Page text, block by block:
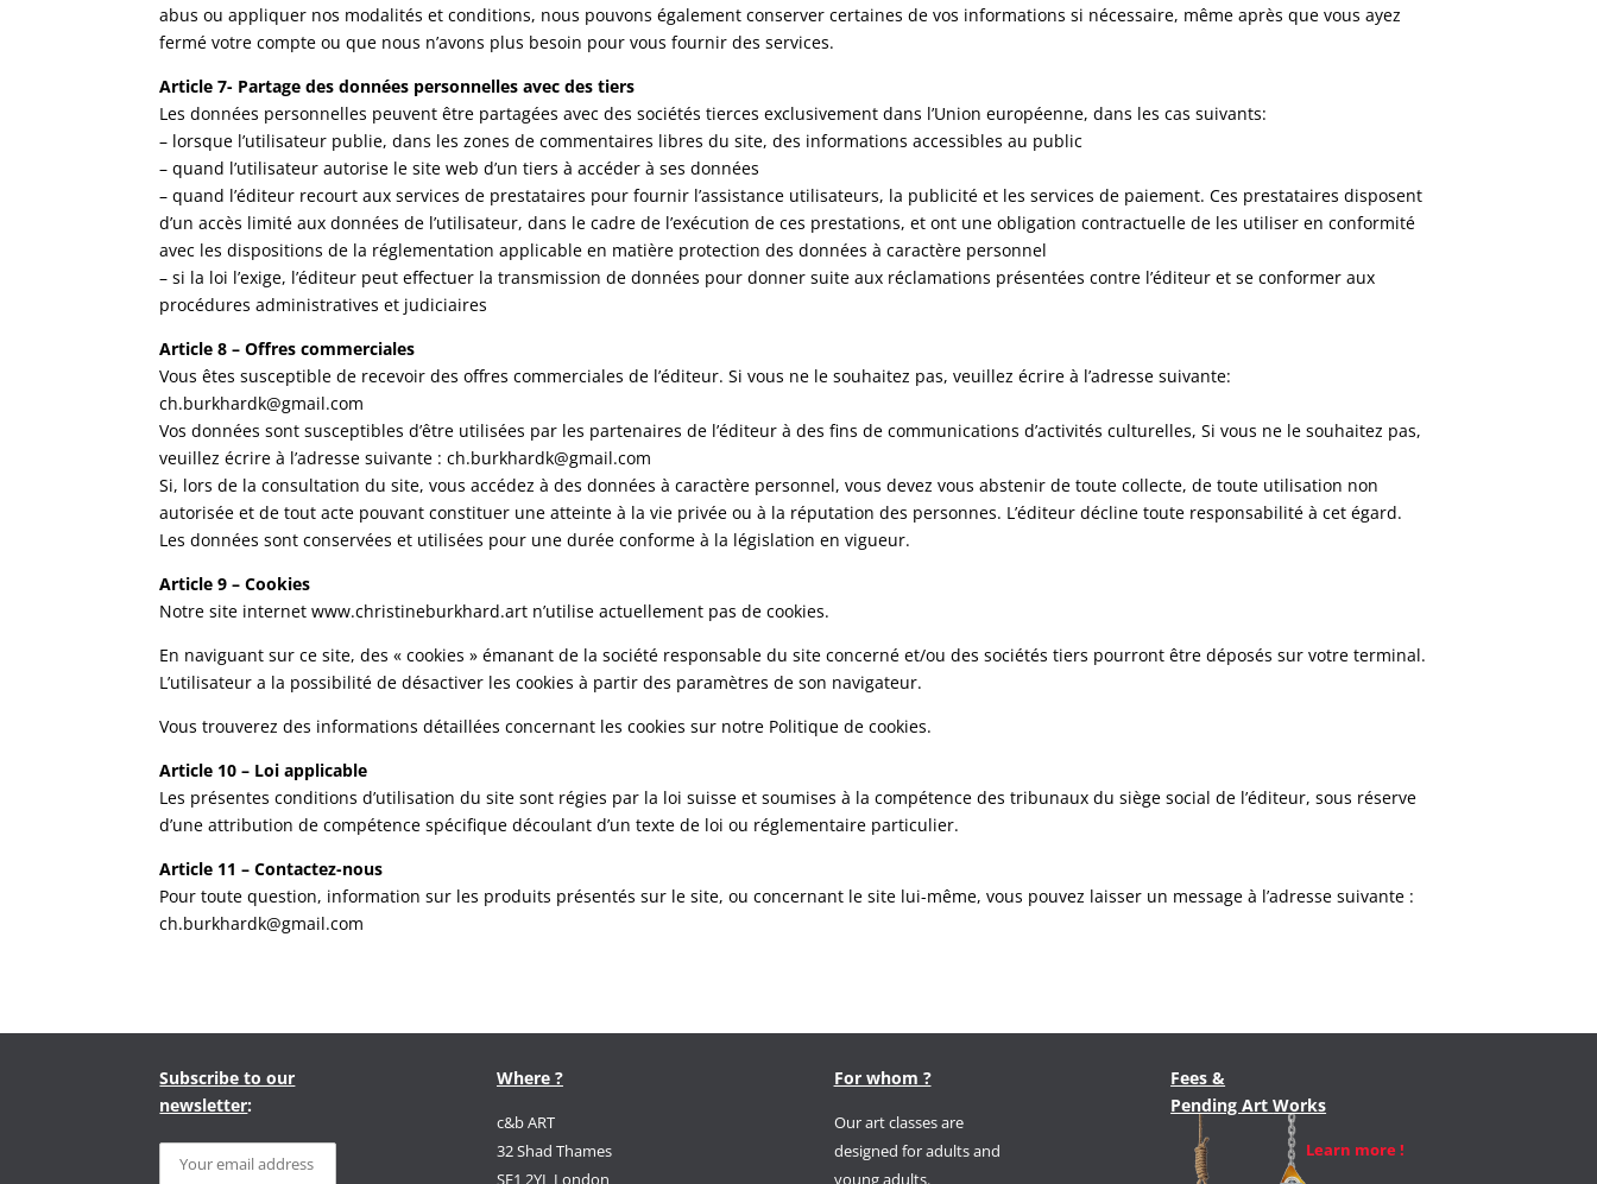
abus ou appliquer nos modalités et conditions, nous pouvons également conserver certaines de vos informations si nécessaire, même après que vous ayez
fermé votre compte ou que nous n’avons plus besoin pour vous fournir des services.
Article 7- Partage des données personnelles avec des tiers
Les données personnelles peuvent être partagées avec des sociétés tierces exclusivement dans l’Union européenne, dans les cas suivants:
– lorsque l’utilisateur publie, dans les zones de commentaires libres du site, des informations accessibles au public
– quand l’utilisateur autorise le site web d’un tiers à accéder à ses données
– quand l’éditeur recourt aux services de prestataires pour fournir l’assistance utilisateurs, la publicité et les services de paiement. Ces prestataires disposent
d’un accès limité aux données de l’utilisateur, dans le cadre de l’exécution de ces prestations, et ont une obligation contractuelle de les utiliser en conformité
avec les dispositions de la réglementation applicable en matière protection des données à caractère personnel
– si la loi l’exige, l’éditeur peut effectuer la transmission de données pour donner suite aux réclamations présentées contre l’éditeur et se conformer aux
procédures administratives et judiciaires
Article 8 – Offres commerciales
Vous êtes susceptible de recevoir des offres commerciales de l’éditeur. Si vous ne le souhaitez pas, veuillez écrire à l’adresse suivante:
ch.burkhardk@gmail.com
Vos données sont susceptibles d’être utilisées par les partenaires de l’éditeur à des fins de communications d’activités culturelles, Si vous ne le souhaitez pas,
veuillez écrire à l’adresse suivante : ch.burkhardk@gmail.com
Si, lors de la consultation du site, vous accédez à des données à caractère personnel, vous devez vous abstenir de toute collecte, de toute utilisation non
autorisée et de tout acte pouvant constituer une atteinte à la vie privée ou à la réputation des personnes. L’éditeur décline toute responsabilité à cet égard.
Les données sont conservées et utilisées pour une durée conforme à la législation en vigueur.
Article 9 – Cookies
Notre site internet www.christineburkhard.art n’utilise actuellement pas de cookies.
En naviguant sur ce site, des « cookies » émanant de la société responsable du site concerné et/ou des sociétés tiers pourront être déposés sur votre terminal.
L’utilisateur a la possibilité de désactiver les cookies à partir des paramètres de son navigateur.
Vous trouverez des informations détaillées concernant les cookies sur notre Politique de cookies.
Article 10 – Loi applicable
Les présentes conditions d’utilisation du site sont régies par la loi suisse et soumises à la compétence des tribunaux du siège social de l’éditeur, sous réserve
d’une attribution de compétence spécifique découlant d’un texte de loi ou réglementaire particulier.
Article 11 – Contactez-nous
Pour toute question, information sur les produits présentés sur le site, ou concernant le site lui-même, vous pouvez laisser un message à l’adresse suivante :
ch.burkhardk@gmail.com
Subscribe to our
newsletter:
Where ?
c&b ART
32 Shad Thames
SE1 2YL London
For whom ?
Our art classes are
designed for adults and
young adults.
Fees &
Pending ArtWorks
Learn more !